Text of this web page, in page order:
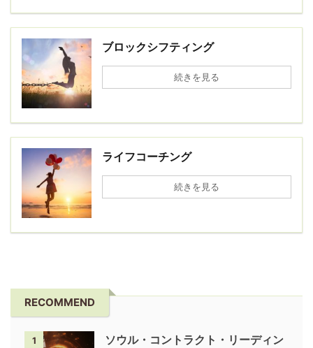
ブロックシフティング
続きを見る
ライフコーチング
続きを見る
RECOMMEND
1
ソウル・コントラクト・リーディン